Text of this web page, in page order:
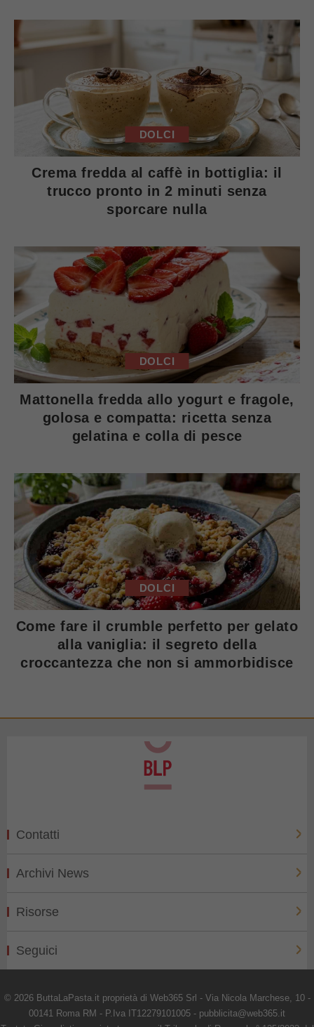
DOLCI
Crema fredda al caffè in bottiglia: il
trucco pronto in 2 minuti senza
sporcare nulla
DOLCI
Mattonella fredda allo yogurt e fragole,
golosa e compatta: ricetta senza
gelatina e colla di pesce
DOLCI
Come fare il crumble perfetto per gelato
alla vaniglia: il segreto della
croccantezza che non si ammorbidisce
Contatti
Archivi News
Risorse
Seguici
© 2026 ButtaLaPasta.it proprietà di Web365 Srl - Via Nicola Marchese, 10 -
00141 Roma RM - P.Iva IT12279101005 - pubblicita@web365.it